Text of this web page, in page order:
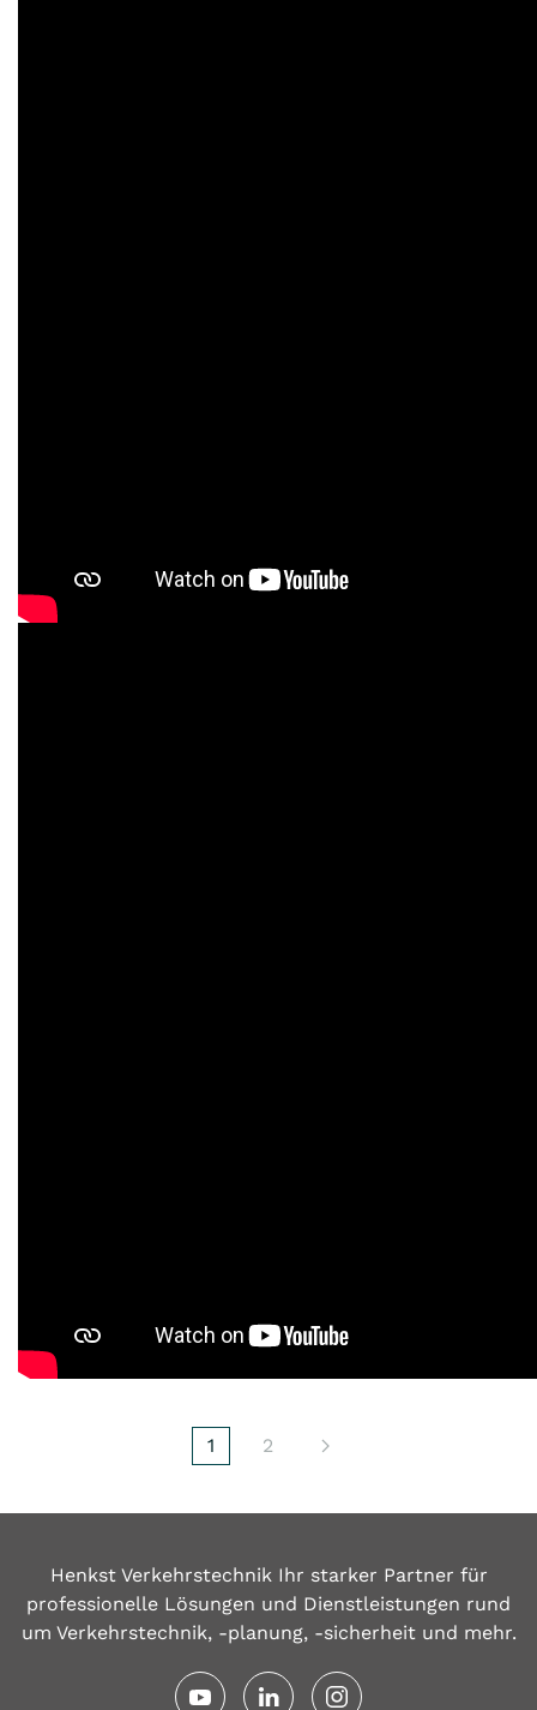
1 2
Henkst Verkehrstechnik Ihr starker Partner für
professionelle Lösungen und Dienstleistungen rund
um Verkehrstechnik, -planung, -sicherheit und mehr.